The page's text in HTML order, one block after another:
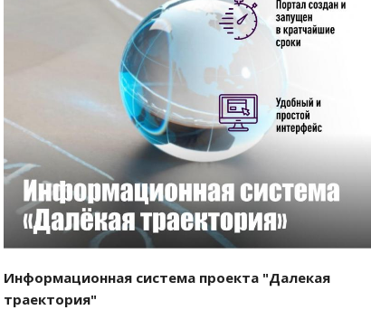
Смотреть проект
Информационная система проекта "Далекая
траектория"